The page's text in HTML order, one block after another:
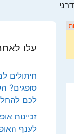
עלו
חיתולים
סופגים?
לכם
זכיינות
לענף